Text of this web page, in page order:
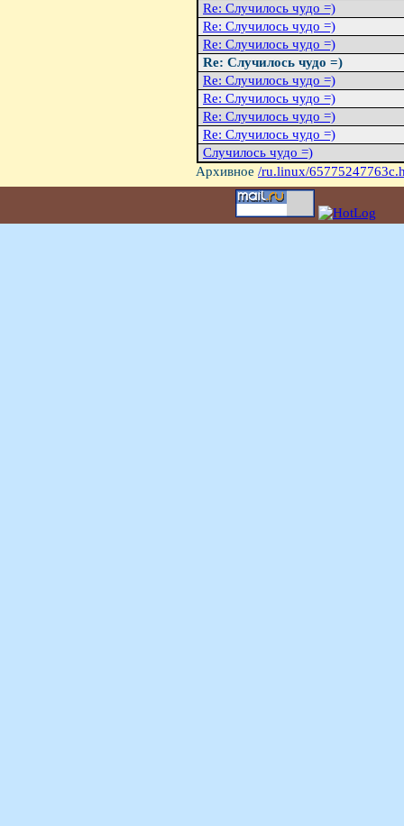
Re: Случилось чудо =)
Re: Случилось чудо =)
Re: Случилось чудо =)
Re: Случилось чудо =)
Re: Случилось чудо =)
Re: Случилось чудо =)
Re: Случилось чудо =)
Re: Случилось чудо =)
Случилось чудо =)
Архивное /ru.linux/